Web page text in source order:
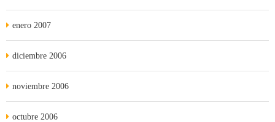
enero 2007
diciembre 2006
noviembre 2006
octubre 2006